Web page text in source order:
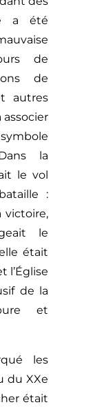
a été
de
de
autres
la
le vol
:
victoire,
le
était
l’Église
de la
et
les
du XXe
était